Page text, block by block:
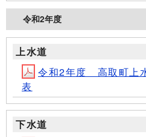
令和2年度
上水道
令和2年度 高取町上
表
下水道